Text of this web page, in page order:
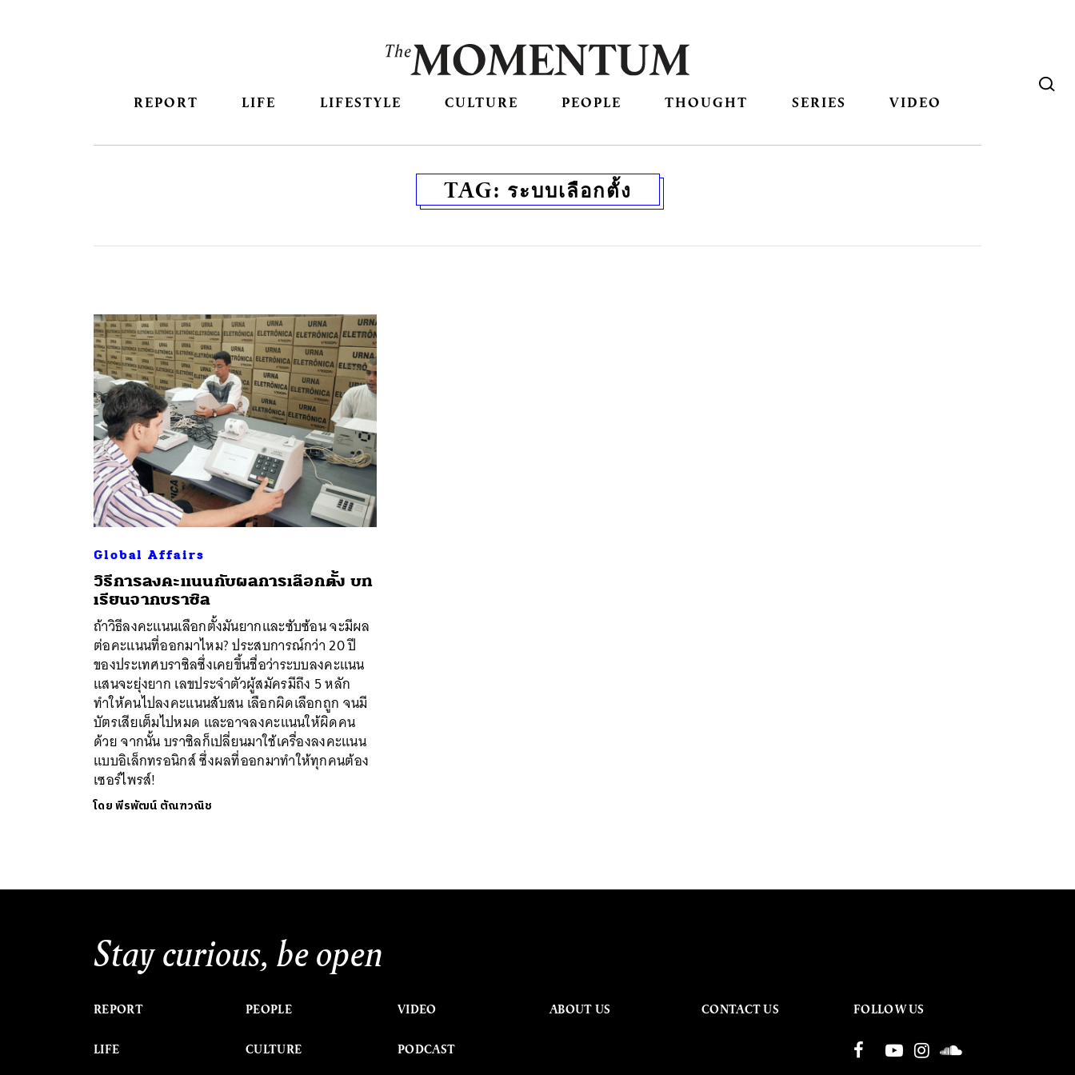
REPORT LIFE LIFESTYLE CULTURE PEOPLE THOUGHT SERIES VIDEO
TAG: ระบบเลือกตั้ง
Global Affairs
วิธีการลงคะแนนกับผลการเลือกตั้ง บท
เรียนจากบราซิล
ถ้าวิธีลงคะแนนเลือกตั้งมันยากและซับซ้อน จะมีผล
ต่อคะแนนที่ออกมาไหม? ประสบการณ์กว่า 20 ปี
ของประเทศบราซิลซึ่งเคยขึ้นชื่อว่าระบบลงคะแนน
แสนจะยุ่งยาก เลขประจำตัวผู้สมัครมีถึง 5 หลัก
ทำให้คนไปลงคะแนนสับสน เลือกผิดเลือกถูก จนมี
บัตรเสียเต็มไปหมด และอาจลงคะแนนให้ผิดคน
ด้วย จากนั้น บราซิลก็เปลี่ยนมาใช้เครื่องลงคะแนน
แบบอิเล็กทรอนิกส์ ซึ่งผลที่ออกมาทำให้ทุกคนต้อง
เซอร์ไพรส์!
โดยพีรพัฒน์ ตัณฑวณิช
Stay curious, be open
REPORT
LIFE
PEOPLE
CULTURE
VIDEO
PODCAST
ABOUT US CONTACT US FOLLOW US
ค้นหา